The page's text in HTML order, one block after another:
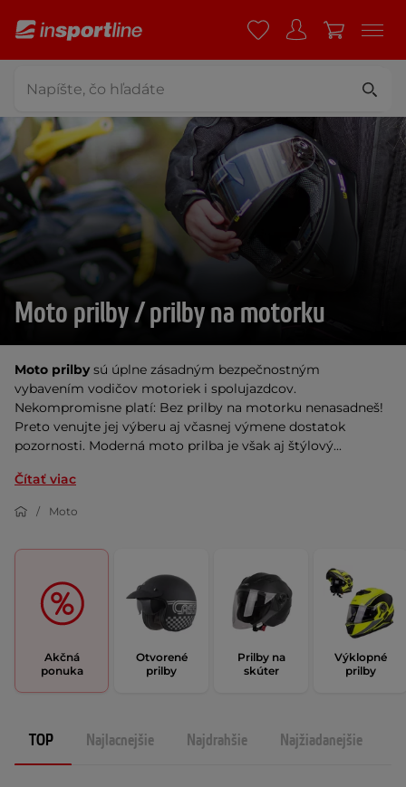
Moto prilby / prilby na motorku
Moto prilbysú úplne zásadným bezpečnostným
vybavením vodičov motoriek i spolujazdcov.
Nekompromisne platí: Bez prilby na motorku nenasadneš!
Preto venujte jej výberu aj včasnej výmene dostatok
pozornosti. Moderná moto prilba je však aj štýlový...
Čítať viac
Moto
Akčná
ponuka
Otvorené
prilby
Prilby na
skúter
Výklopné
prilby
TOP Najlacnejšie Najdrahšie Najžiadanejšie